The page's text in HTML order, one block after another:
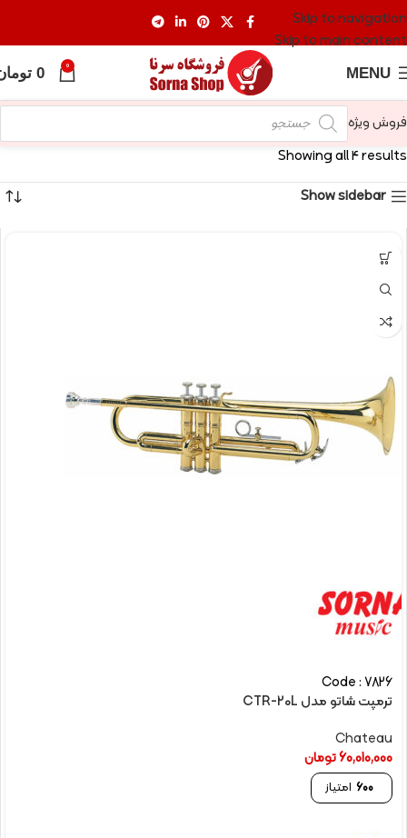
Skip to navigation
Skip to main content
MENU
0
0
فروش ویژه
Showing all 4 results
Show sidebar
Code : 7826
ترمپت شاتو مدل CTR-20L
Chateau
60,010,000تومان
600 امتیاز